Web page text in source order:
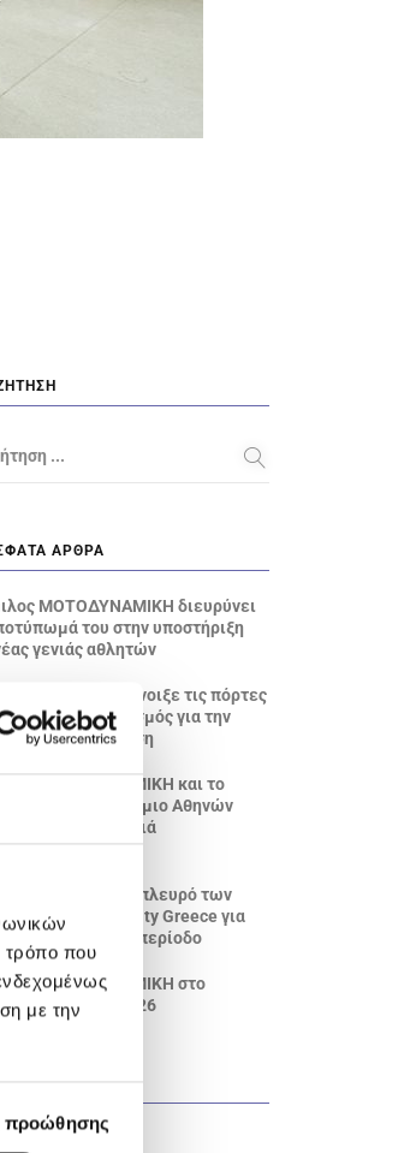
τρόπο που
με την
προώθησης
...
ΆΡΘΡΑ
ΜΟΤΟΔΥΝΑΜΙΚΗ διευρύνει
του στην υποστήριξη
γενιάς αθλητών
House Athens άνοιξε τις πόρτες
Ένας νέος προορισμός για την
ηλεκτροκίνηση
ΜΟΤΟΔΥΝΑΜΙΚΗ και το
Πανεπιστήμιο Αθηνών
στη νέα γενιά
Στο πλευρό των
της Humanity Greece για
μια αντιπυρική περίοδο
ΜΟΤΟΔΥΝΑΜΙΚΗ στο
Challenge 2026
ΝΈΩΝ